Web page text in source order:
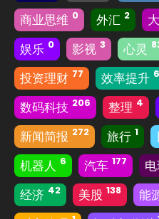
商业思维 0 外汇 2
娱乐 0 影视 3 心灵
投资理财 77 效率提升
数码科技 206 整理 4
新闻简报 272 旅行 1
机器人 6 汽车 177
经济 42 美股 138 能